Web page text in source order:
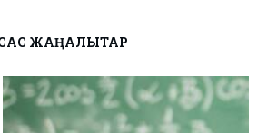
ЖАҢАЛЫҚТАР